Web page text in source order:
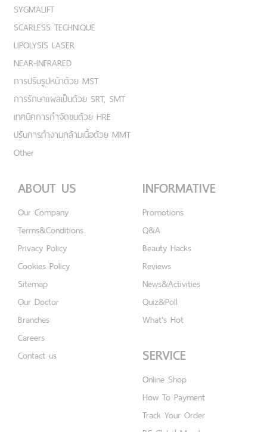
SYGMALIFT
SCARLESS TECHNIQUE
LIPOLYSIS LASER
NEAR-INFRARED
การปรับรูปหน้าด้วย MST
การรักษาแผลเป็นด้วย SRT, SMT
เทคนิคการกำจัดขนด้วย HRE
ปรับการทำงานกล้ามเนื้อด้วย MMT
Other
ABOUT US
Our Company
Terms&Conditions
Privacy Policy
Cookies Policy
Sitemap
Our Doctor
Branches
Careers
Contact us
INFORMATIVE
Promotions
Q&A
Beauty Hacks
Reviews
News&Activities
Quiz&Poll
What's Hot
SERVICE
Online Shop
How To Payment
Track Your Order